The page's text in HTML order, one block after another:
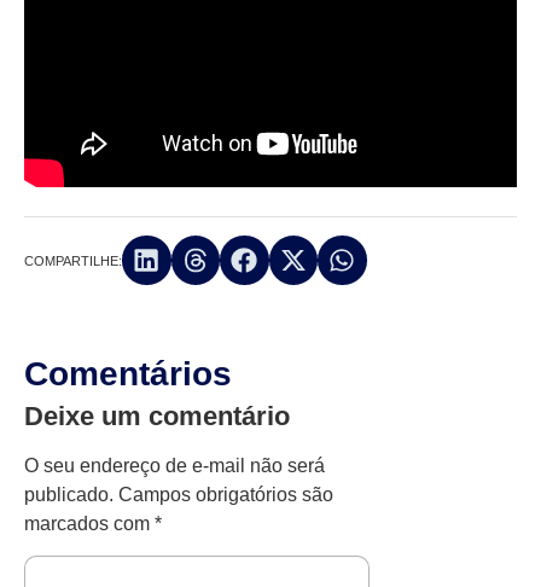
COMPARTILHE:
Comentários
Deixe um comentário
O seu endereço de e-mail não será
publicado. Campos obrigatórios são
marcados com *